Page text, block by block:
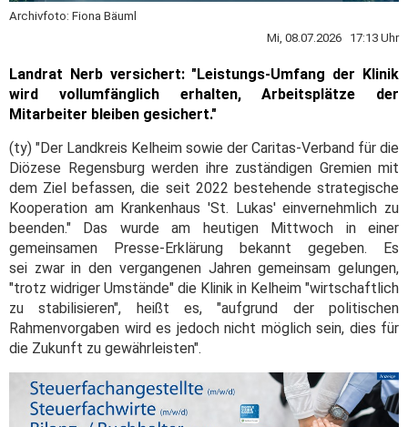
Archivfoto: Fiona Bäuml
Mi, 08.07.2026 17:13 Uhr
Landrat Nerb versichert: "Leistungs-Umfang der Klinik
wird vollumfänglich erhalten, Arbeitsplätze der
Mitarbeiter bleiben gesichert."
(ty) "Der Landkreis Kelheim sowie der Caritas-Verband für die
Diözese Regensburg werden ihre zuständigen Gremien mit
dem Ziel befassen, die seit 2022 bestehende strategische
Kooperation am Krankenhaus 'St. Lukas' einvernehmlich zu
beenden." Das wurde am heutigen Mittwoch in einer
gemeinsamen Presse-Erklärung bekannt gegeben. Es
sei zwar in den vergangenen Jahren gemeinsam gelungen,
"trotz widriger Umstände" die Klinik in Kelheim "wirtschaftlich
zu stabilisieren", heißt es, "aufgrund der politischen
Rahmenvorgaben wird es jedoch nicht möglich sein, dies für
die Zukunft zu gewährleisten".